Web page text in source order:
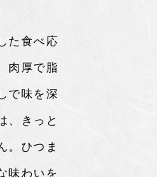
た食べ応
肉厚で脂
で味を深
、きっと
。ひつま
味わいを